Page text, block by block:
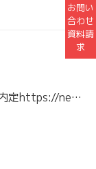
お問い
合わせ
資料請
求
国際卓越研究大学に東北大学が内定https://news.yahoo.co.jp/articles/b5f5ef3a0b842bc9e413544f7abb949eb053e7f3 10大学が申請していた国際卓越研究大学 […]